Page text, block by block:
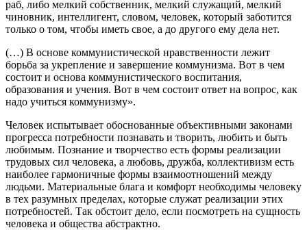
раб, либо мелкий собственник, мелкий служащий, мелкий
чиновник, интеллигент, словом, человек, который заботится
только о том, чтобы иметь свое, а до другого ему дела нет.
(…) В основе коммунистической нравственности лежит
борьба за укрепление и завершение коммунизма. Вот в чем
состоит и основа коммунистического воспитания,
образования и учения. Вот в чем состоит ответ на вопрос, как
надо учиться коммунизму».
Человек испытывает обоснованные объективными законами
прогресса потребности познавать и творить, любить и быть
любимым. Познание и творчество есть формы реализации
трудовых сил человека, а любовь, дружба, коллективизм есть
наиболее гармоничные формы взаимоотношений между
людьми. Материальные блага и комфорт необходимы человеку
в тех разумных пределах, которые служат реализации этих
потребностей. Так обстоит дело, если посмотреть на сущность
человека и общества абстрактно.